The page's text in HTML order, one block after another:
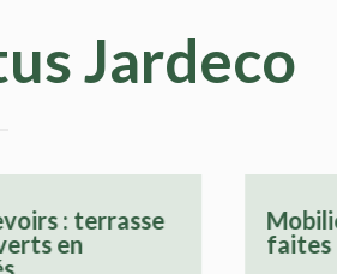
Jardeco
de jardin stylé :
le bon choix !